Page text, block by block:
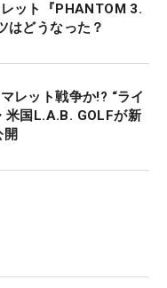
ット『PHANTOM 3.
はどうなった？
レット戦争か!? “ライ
米国L.A.B. GOLFが新